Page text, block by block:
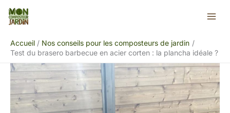
Aller
Accueil
Nos conseils pour les composteurs de jardin
Test du brasero barbecue en acier corten : la plancha idéale ?
Rechercher